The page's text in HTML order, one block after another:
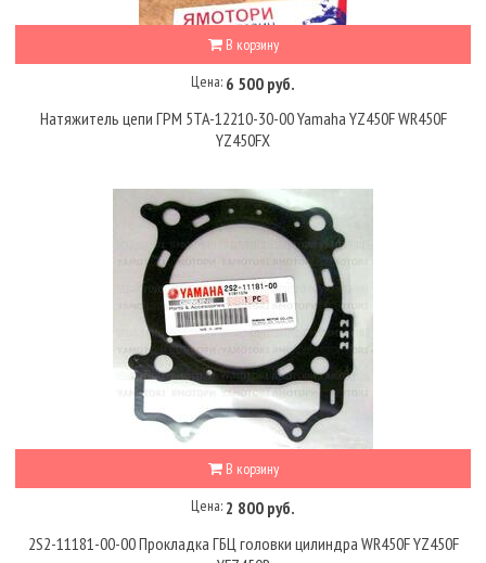
В корзину
Цена: 6 500 руб.
Натяжитель цепи ГРМ 5TA-12210-30-00 Yamaha YZ450F WR450F
YZ450FX
В корзину
Цена: 2 800 руб.
2S2-11181-00-00 Прокладка ГБЦ головки цилиндра WR450F YZ450F